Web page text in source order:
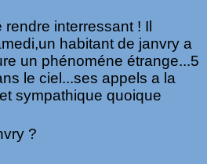
interressant ! Il
habitant de janvry a
un phénoméne étrange...5
le ciel...ses appels a la
sympathique quoique
?